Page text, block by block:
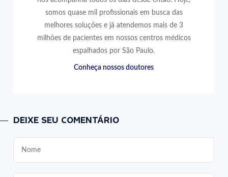
somos quase mil profissionais em busca das
melhores soluções e já atendemos mais de 3
milhões de pacientes em nossos centros médicos
espalhados por São Paulo.
Conheça nossos doutores
DEIXE SEU COMENTÁRIO